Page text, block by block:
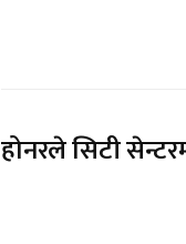
होनरले सिटी